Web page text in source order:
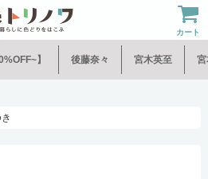
カート
】 後藤奈々 宮木英至 宮